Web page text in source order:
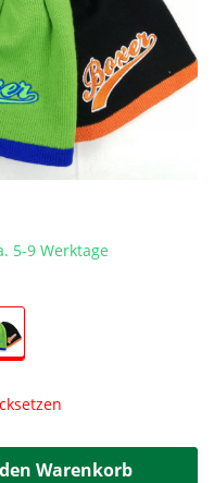
5-9 Werktage
Warenkorb